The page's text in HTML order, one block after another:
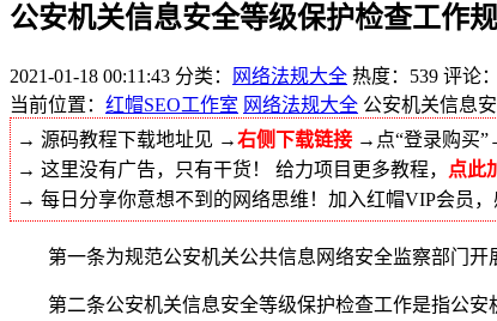
公安机关信息安全等级保护检查工作规
2021-01-18 00:11:43 分类： 网络法规大全 热度：539 评论：
当前位置： 红帽SEO工作室 网络法规大全 公安机关信息
→ 源码教程下载地址见 →右侧下载链接 →点“登录购买
→ 这里没有广告，只有干货！ 给力项目更多教程，
点此
→ 每日分享你意想不到的网络思维！加入红帽VIP会员
第一条为规范公安机关公共信息网络安全监察部门开
第二条公安机关信息安全等级保护检查工作是指公安